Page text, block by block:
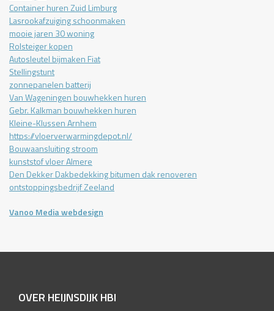
Container huren Zuid Limburg
Lasrookafzuiging schoonmaken
mooie jaren 30 woning
Rolsteiger kopen
Autosleutel bijmaken Fiat
Stellingstunt
zonnepanelen batterij
Van Wageningen bouwhekken huren
Gebr. Kalkman bouwhekken huren
Kleine-Klussen Arnhem
https://vloerverwarmingdepot.nl/
Bouwaansluiting stroom
kunststof vloer Almere
Den Dekker Dakbedekking bitumen dak renoveren
ontstoppingsbedrijf Zeeland
Vanoo Media webdesign
OVER HEIJNSDIJK HBI